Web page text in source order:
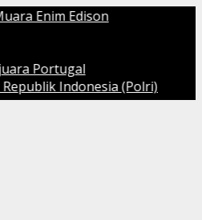
Edison
Indonesia (Polri)